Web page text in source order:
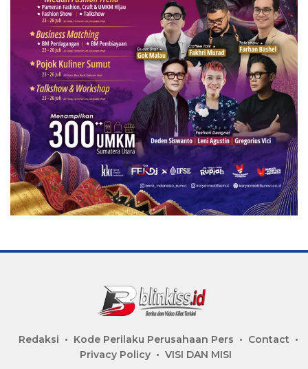
Redaksi Kode Perilaku Perusahaan Pers
Contact
Privacy Policy
VISI DAN MISI